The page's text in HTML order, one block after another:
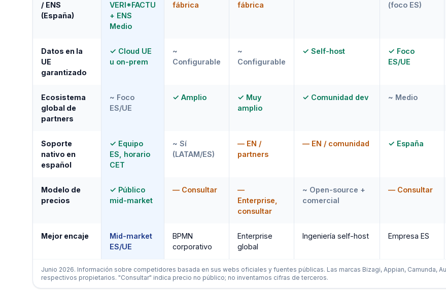
/ ENS
(España)
VERI*FACTU
+ ENS
Medio
fábrica
fábrica
(foco ES)
Datos en la
UE
garantizado
✓ Cloud UE
u on-prem
~
Configurable
~
Configurable
✓ Self-host
✓ Foco
ES/UE
Ecosistema
global de
partners
~ Foco
ES/UE
✓ Amplio
✓ Muy
amplio
✓ Comunidad dev ~ Medio
Soporte
nativo en
español
✓ Equipo
ES, horario
CET
~ Sí
(LATAM/ES)
— EN /
partners
— EN / comunidad ✓ España
Modelo de
precios
✓ Público
mid-market
— Consultar
—
Enterprise,
consultar
~ Open-source +
comercial
— Consultar
Mejor encaje
Mid-market
ES/UE
BPMN
corporativo
Enterprise
global
Ingeniería self-host Empresa ES
Junio 2026. Información sobre competidores basada en sus webs oficiales y fuentes públicas. Las marcas Bizagi, Appian, Camunda,
respectivos propietarios. "Consultar" indica precio no público; no inventamos cifras de terceros.